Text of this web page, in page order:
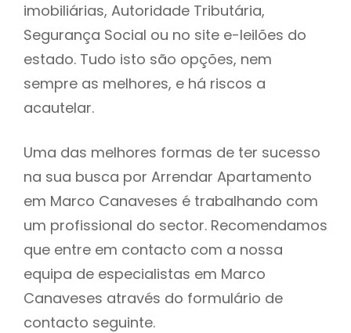
imobiliárias, Autoridade Tributária,
Segurança Social ou no site e-leilões do
estado. Tudo isto são opções, nem
sempre as melhores, e há riscos a
acautelar.
Uma das melhores formas de ter sucesso
na sua busca por Arrendar Apartamento
em Marco Canaveses é trabalhando com
um profissional do sector. Recomendamos
que entre em contacto com a nossa
equipa de especialistas em Marco
Canaveses através do formulário de
contacto seguinte.